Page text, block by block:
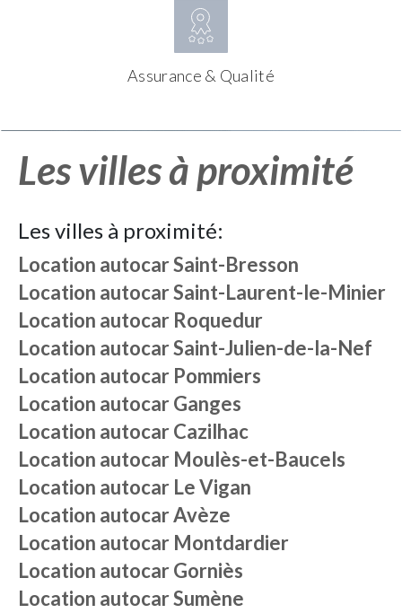
Assurance & Qualité
Les villes à proximité
Les villes à proximité:
Location autocarSaint-Bresson
Location autocarSaint-Laurent-le-Minier
Location autocar Roquedur
Location autocarSaint-Julien-de-la-Nef
Location autocar Pommiers
Location autocarGanges
Location autocarCazilhac
Location autocar Moulès-et-Baucels
Location autocar Le Vigan
Location autocarAvèze
Location autocar Montdardier
Location autocarGorniès
Location autocarSumène